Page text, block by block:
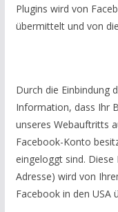
Plugins wird von
übermittelt und von
Durch die Einbindung
Information, dass Ihr
unseres Webauftritts
Facebook-Konto
eingeloggt sind.
Adresse) wird von
Facebook in den USA